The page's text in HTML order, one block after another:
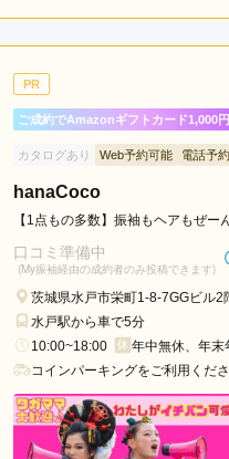
ご利用金額：約
とても丁寧に対応していた
谷屋呉服店×TANIYA Photo Studio
PR
ご成約でAmazonギフトカード1,000
カタログあり Web予約可能 電話予
hanaCoco
【1点もの多数】振袖もヘアもぜ
口コミ準備中
(My振袖経由の成約者のみ投稿できます)
茨城県水戸市栄町1-8-7GGビル2
水戸駅から車で5分
10:00~18:00
年中無休、年末
コインパーキングをご利用くだ